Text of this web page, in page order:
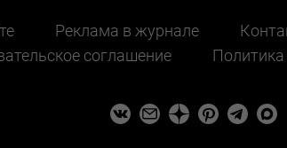
Реклама в журнале
соглашение